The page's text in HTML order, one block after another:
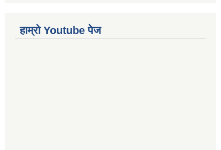
हाम्रो Youtube पेज